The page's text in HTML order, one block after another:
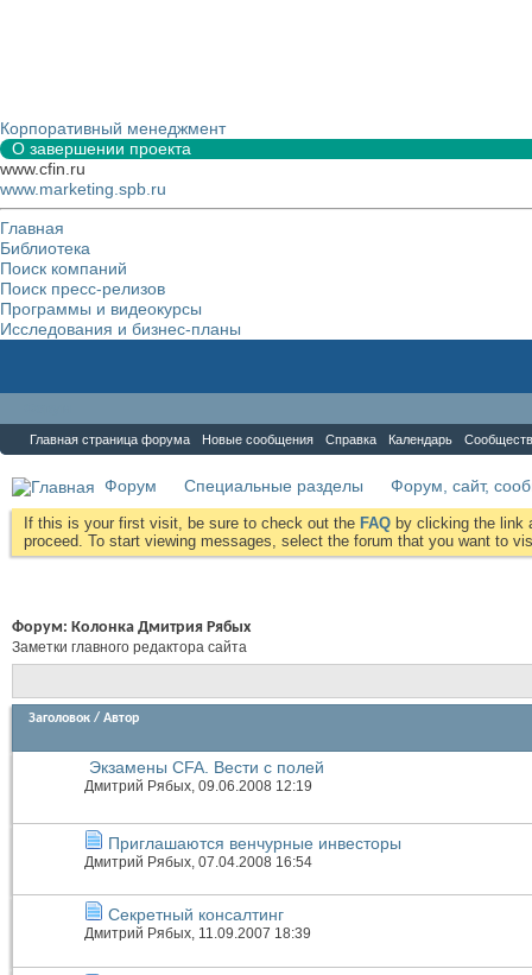
Корпоративный менеджмент
О завершении проекта
www.cfin.ru
www.marketing.spb.ru
Главная
Библиотека
Поиск компаний
Поиск пресс-релизов
Программы и видеокурсы
Исследования и бизнес-планы
Главная страница форума Новые сообщения Справка Календарь
Форум Специальные разделы Форум, сайт,
If this is your first visit, be sure to check out the FAQ by clicking the link
proceed. To start viewing messages, select the forum that you want to
Форум: Колонка Дмитрия Рябых
Заметки главного редактора сайта
Заголовок / Автор
Экзамены CFA. Вести с полей
Дмитрий Рябых, 09.06.2008 12:19
Приглашаются венчурные инвесторы
Дмитрий Рябых, 07.04.2008 16:54
Секретный консалтинг
Дмитрий Рябых, 11.09.2007 18:39